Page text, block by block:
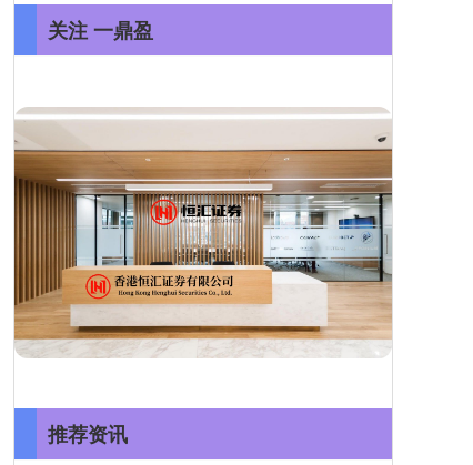
关注 一鼎盈
推荐资讯